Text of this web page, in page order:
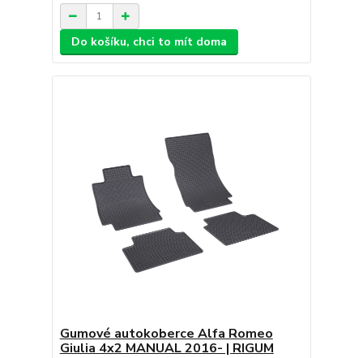
Do košíku, chci to mít doma
Gumové autokoberce Alfa Romeo
Giulia 4x2 MANUAL 2016- | RIGUM